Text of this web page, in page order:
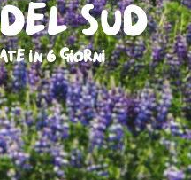
Sud
in 6 giorni